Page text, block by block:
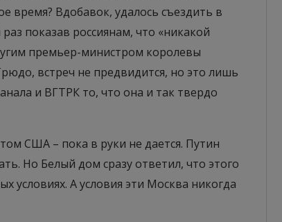
время? Вдобавок, удалось съездить в
показав россиянам, что «никакой
премьер-министром королевы
встреч не предвидится, но это лишь
и ВГТРК то, что она и так твердо
США – пока в руки не дается. Путин
Но Белый дом сразу ответил, что этого
условиях. А условия эти Москва никогда